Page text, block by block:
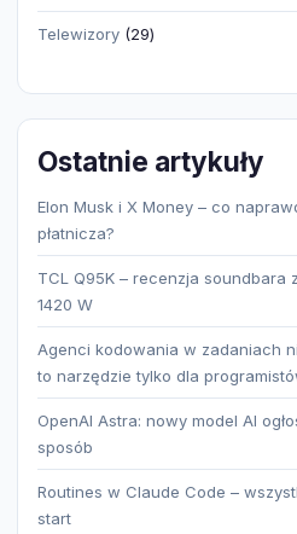
produktów
Telewizory
2929
Ostatnie artykuły
Elon Musk i X Money – co
płatnicza?
TCL Q95K – recenzja soundbara
1420 W
Agenci kodowania w zadaniach
to narzędzie tylko dla
OpenAI Astra: nowy model AI
sposób
Routines w Claude Code –
start